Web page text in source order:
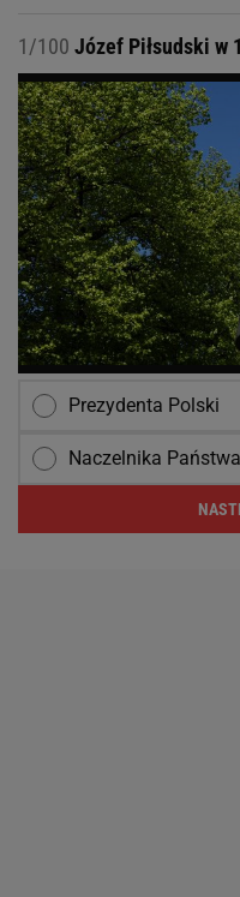
1/100 Józef Piłsudski w
Prezydenta Polski
Naczelnika Państwa